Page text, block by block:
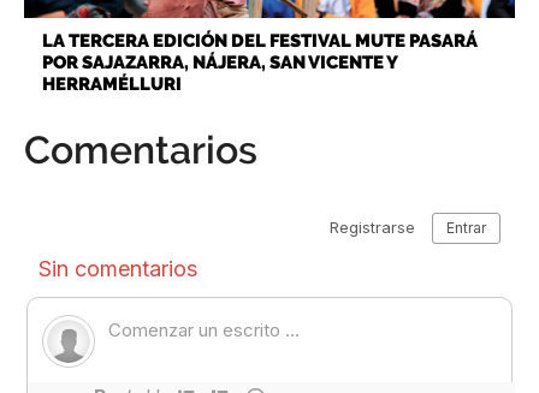
LA TERCERA EDICIÓN DEL FESTIVAL MUTE PASARÁ
POR SAJAZARRA, NÁJERA, SAN VICENTE Y
HERRAMÉLLURI
Comentarios